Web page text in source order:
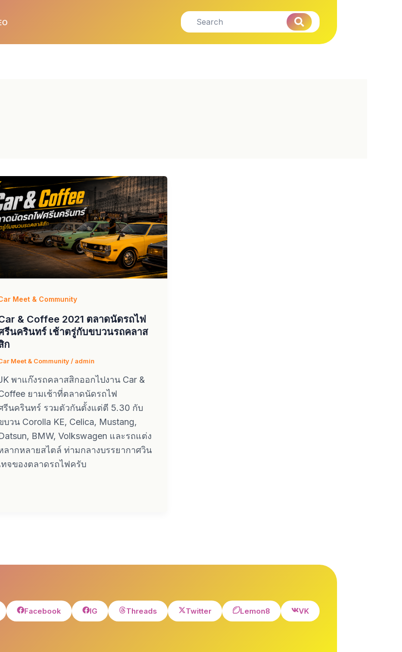
Meet & Community
& Coffee 2021 ตลาดนัดรถไฟ
รีนครินทร์ เช้าตรู่กับขบวนรถคลาส
ก
Meet & Community/ admin
พาแก๊งรถคลาสสิกออกไปงาน Car &
ยามเช้าที่ตลาดนัดรถไฟ
รีนครินทร์ รวมตัวกันตั้งแต่ตี 5.30 กับ
บวน Corolla KE, Celica, Mustang,
BMW, Volkswagen และรถแต่ง
ลากหลายสไตล์ ท่ามกลางบรรยากาศวิน
ทจของตลาดรถไฟครับ
Facebook IG Threads Twitter Lemon8 VK